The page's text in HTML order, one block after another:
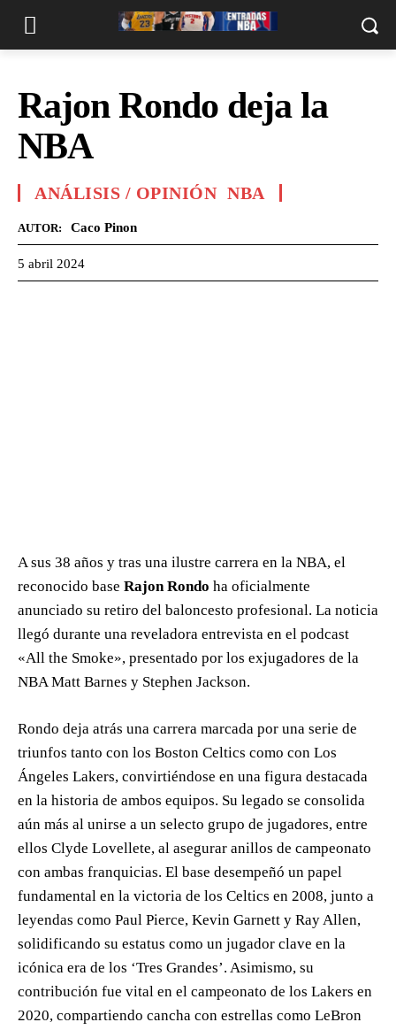
Rajon Rondo deja la
NBA
ANÁLISIS / OPINIÓN NBA
AUTOR: Caco Pinon
5 abril 2024
A sus 38 años y tras una ilustre carrera en la NBA, el
reconocido base Rajon Rondo ha oficialmente
anunciado su retiro del baloncesto profesional. La noticia
llegó durante una reveladora entrevista en el podcast
«All the Smoke», presentado por los exjugadores de la
NBA Matt Barnes y Stephen Jackson.
Rondo deja atrás una carrera marcada por una serie de
triunfos tanto con los Boston Celtics como con Los
Ángeles Lakers, convirtiéndose en una figura destacada
en la historia de ambos equipos. Su legado se consolida
aún más al unirse a un selecto grupo de jugadores, entre
ellos Clyde Lovellete, al asegurar anillos de campeonato
con ambas franquicias. El base desempeñó un papel
fundamental en la victoria de los Celtics en 2008, junto a
leyendas como Paul Pierce, Kevin Garnett y Ray Allen,
solidificando su estatus como un jugador clave en la
icónica era de los ‘Tres Grandes’. Asimismo, su
contribución fue vital en el campeonato de los Lakers en
2020, compartiendo cancha con estrellas como LeBron